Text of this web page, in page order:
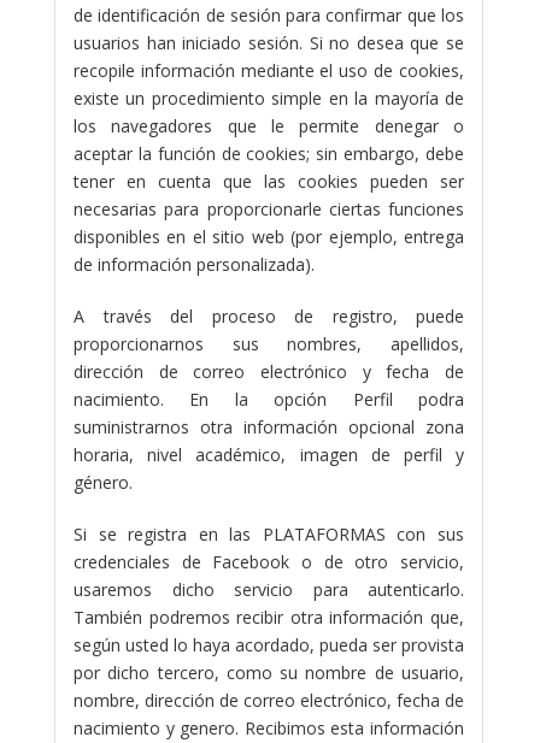
de identificación de sesión para confirmar que los
usuarios han iniciado sesión. Si no desea que se
recopile información mediante el uso de cookies,
existe un procedimiento simple en la mayoría de
los navegadores que le permite denegar o
aceptar la función de cookies; sin embargo, debe
tener en cuenta que las cookies pueden ser
necesarias para proporcionarle ciertas funciones
disponibles en el sitio web (por ejemplo, entrega
de información personalizada).
A través del proceso de registro, puede
proporcionarnos sus nombres, apellidos,
dirección de correo electrónico y fecha de
nacimiento. En la opción Perfil podra
suministrarnos otra información opcional zona
horaria, nivel académico, imagen de perfil y
género.
Si se registra en las PLATAFORMAS con sus
credenciales de Facebook o de otro servicio,
usaremos dicho servicio para autenticarlo.
También podremos recibir otra información que,
según usted lo haya acordado, pueda ser provista
por dicho tercero, como su nombre de usuario,
nombre, dirección de correo electrónico, fecha de
nacimiento y genero. Recibimos esta información